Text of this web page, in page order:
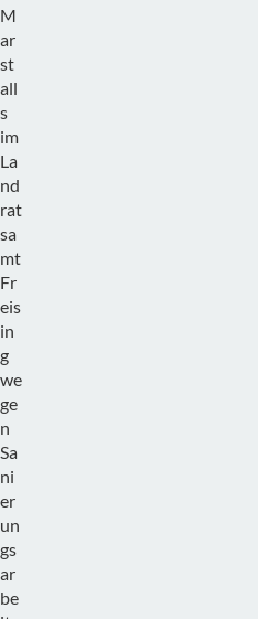
M
ar
st
all
s
im
La
nd
rat
sa
mt
Fr
eis
in
g
we
ge
n
Sa
ni
er
un
gs
ar
be